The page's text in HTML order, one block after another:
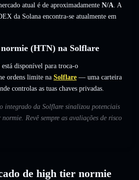
atual é de aproximadamente N/A. A
da Solana encontra-se atualmente em
(HTN) na Solflare
disponível para troca-o
ordens limite na Solflare — uma carteira
controlas as tuas chaves privadas.
integrado da Solflare sinalizou potenciais
Revê sempre as avaliações de risco
de high tier normie